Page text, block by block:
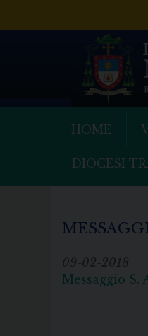
HOME
DIOCESI
09-02-2018
Messaggio S.